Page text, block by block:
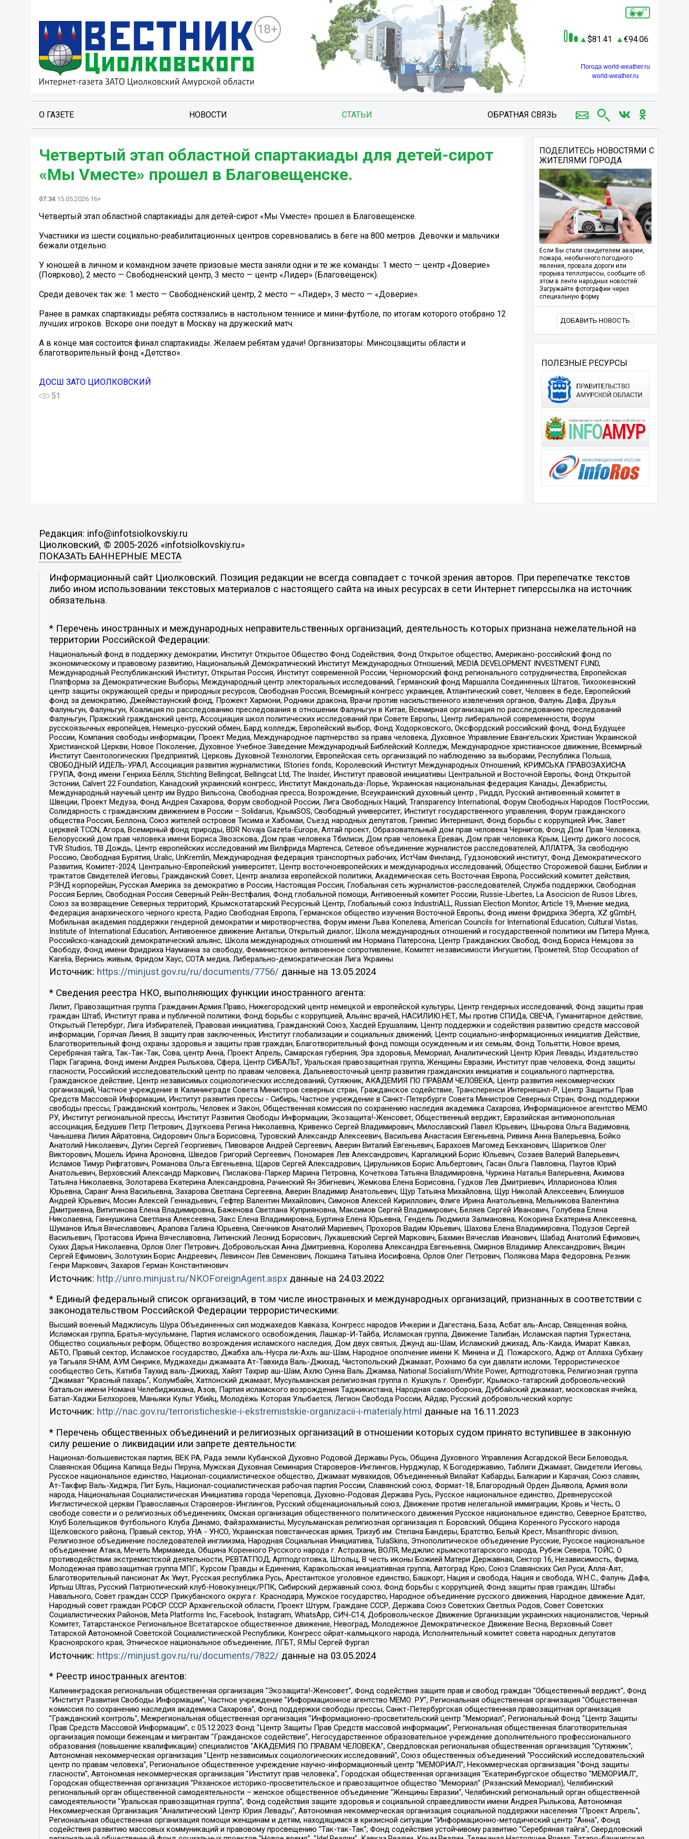
18+
81.41 94.06
Погода world-weather.ru
world-weather.ru
О ГАЗЕТЕ НОВОСТИ СТАТЬИ ОБРАТНАЯ СВЯЗЬ
Четвертый этап областной спартакиады для детей-сирот
«Мы Vместе» прошел в Благовещенске.
07:34 15.05.2026 16+
Четвертый этап областной спартакиады для детей-сирот «Мы Vместе» прошел в Благовещенске.
Участники из шести социально-реабилитационных центров соревновались в беге на 800 метров. Девочки и мальчики
бежали отдельно.
У юношей в личном и командном зачете призовые места заняли одни и те же команды: 1 место — центр «Доверие»
(Поярково), 2 место — Свободненский центр, 3 место — центр «Лидер» (Благовещенск).
Среди девочек так же: 1 место — Свободненский центр, 2 место — «Лидер», 3 место — «Доверие».
Ранее в рамках спартакиады ребята состязались в настольном теннисе и мини-футболе, по итогам которого отобрано 12
лучших игроков. Вскоре они поедут в Москву на дружеский матч.
А в конце мая состоится финал спартакиады. Желаем ребятам удачи! Организаторы: Минсоцзащиты области и
благотворительный фонд «Детство».
ДОСШ ЗАТО ЦИОЛКОВСКИЙ
51
ПОДЕЛИТЕСЬ НОВОСТЯМИ С
ЖИТЕЛЯМИ ГОРОДА
Если Вы стали свидетелем аварии,
пожара, необычного погодного
явления, провала дороги или
прорыва теплотрассы, сообщите об
этом в ленте народных новостей.
Загружайте фотографии через
специальную форму.
ДОБАВИТЬ НОВОСТЬ
ПОЛЕЗНЫЕ РЕСУРСЫ
Редакция: info@infotsiolkovskiy.ru
Циолковский, © 2005-2026 «infotsiolkovskiy.ru»
ПОКАЗАТЬ БАННЕРНЫЕ МЕСТА
Информационный сайт Циолковский. Позиция редакции не всегда совпадает с точкой зрения авторов. При перепечатке текстов
либо ином использовании текстовых материалов с настоящего сайта на иных ресурсах в сети Интернет гиперссылка на источник
обязательна.
* Перечень иностранных и международных неправительственных организаций, деятельность которых признана нежелательной на
территории Российской Федерации:
Национальный фонд в поддержку демократии, Институт Открытое Общество Фонд Содействия, Фонд Открытое общество, Американо-российский фонд по
экономическому и правовому развитию, Национальный Демократический Институт Международных Отношений, MEDIA DEVELOPMENT INVESTMENT FUND,
Международный Республиканский Институт, Открытая Россия, Институт современной России, Черноморский фонд регионального сотрудничества, Европейская
Платформа за Демократические Выборы, Международный центр электоральных исследований, Германский фонд Маршалла Соединенных Штатов, Тихоокеанский
центр защиты окружающей среды и природных ресурсов, Свободная Россия, Всемирный конгресс украинцев, Атлантический совет, Человек в беде, Европейский
фонд за демократию, Джеймстаунский фонд, Прожект Хармони, Родники дракона, Врачи против насильственного извлечения органов, Фалунь Дафа, Друзья
Фалуньгун, Фалуньгун, Коалиция по расследованию преследования в отношении Фалуньгун в Китае, Всемирная организация по расследованию преследований
Фалуньгун, Пражский гражданский центр, Ассоциация школ политических исследований при Совете Европы, Центр либеральной современности, Форум
русскоязычных европейцев, Немецко-русский обмен, Бард колледж, Европейский выбор, Фонд Ходорковского, Оксфордский российский фонд, Фонд Будущее
России, Компания свободы информации, Проект Медиа, Международное партнерство за права человека, Духовное Управление Евангельских Христиан Украинской
Христианской Церкви, Новое Поколение, Духовное Учебное Заведение Международный Библейский Колледж, Международное христианское движение, Всемирный
Институт Саентологических Предприятий, Церковь Духовной Технологии, Европейская сеть организаций по наблюдению за выборами, Республика Польша,
СВОБОДНЫЙ ИДЕЛЬ-УРАЛ, Ассоциация развития журналистики, IStories fonds, Королевский Институт Международных Отношений, КРИМСЬКА ПРАВОЗАХИСНА
ГРУПА, Фонд имени Генриха Бёлля, Stichting Bellingcat, Bellingcat Ltd, The Insider, Институт правовой инициативы Центральной и Восточной Европы, Фонд Открытой
Эстонии, Calvert 22 Foundation, Канадский украинский конгресс, Институт Макдональда-Лорье, Украинская национальная федерация Канады, Декабристы,
Международный научный центр им Вудро Вильсона, Свободная пресса, Возрождение, Всеукраинский духовный центр , Риддл, Русский антивоенный комитет в
Швеции, Проект Медуза, Фонд Андрея Сахарова, Форум свободной России, Лига Свободных Наций, Transparеncy International, Форум Свободных Народов ПостРоссии,
Солидарность с гражданским движением в России – Solidarus, КрымSOS, Свободный университет, Институт государственного управления, Форум гражданского
общества Россия, Беллона, Союз жителей островов Тисима и Хабомаи, Съезд народных депутатов, Гринпис Интернешнл, Фонд борьбы с коррупцией Инк, Завет
церквей TCCN, Агора, Всемирный фонд природы, BDR Novaja Gazeta-Europe, Алтай проект, Образовательный дом прав человека Чернигов, Фонд Дом Прав Человека,
Белорусский дом прав человека имени Бориса Звозскова, Дом прав человека Тбилиси, Дом прав человека Ереван, Дом прав человека Крым, Центр дикого лосося,
TVR Studios, ТВ Дождь, Центр европейских исследований им Вилфрида Мартенса, Сетевое объединение журналистов расследователей, АЛЛАТРА, За свободную
Россию, Свободная Бурятия, Uralic, UnKremlin, Международная федерация транспортных рабочих, ИстЧам Финланд, Гудзоновский институт, Фонд Демократического
Развития, Комитет-2024, Центрально-Европейский университет, Центр восточноевропейских и международных исследований, Общество Сторожевой башни, Библии и
трактатов Свидетелей Иеговы, Гражданский Совет, Центр анализа европейской политики, Академическая сеть Восточная Европа, Российский комитет действия,
РЭНД корпорейшн, Русская Америка за демократию в России, Настоящая Россия, Глобальная сеть журналистов-расследователей, Служба поддержки, Свободная
Россия Берлин, Свободная Россия Северный Рейн-Вестфалия, Фонд глобальной помощи, Антивоенный комитет России, Russie-Libertes, La Asocicion de Rusos Libres,
Союз за возвращение Северных территорий, Крымскотатарский Ресурсный Центр, Глобальный союз IndustriALL, Russian Election Monitor, Article 19, Мнение медиа,
Федерация анархического черного креста, Радио Свободная Европа, Германское общество изучения Восточной Европы, Фонд имени Фридриха Эберта, XZ gGmbH,
Мобильная академия поддержки гендерной демократии и миротворчества, Форум имени Льва Копелева, American Councils for International Education, Cultural Vistas,
Institute of International Education, Антивоенное движение Антальи, Открытый диалог, Школа международных отношений и государственной политики им Питера Мунка,
Российско-канадский демократический альянс, Школа международных отношений им Нормана Патерсона, Центр Гражданских Свобод, Фонд Бориса Немцова за
Свободу, Фонд имени Фридриха Науманна за свободу, Феминистское антивоенное сопротивление, Комитет независимости Ингушетии, Прометей, Stop Occupation of
Karelia, Вернись живым, Фридом Хаус, СОТА медиа, Либерально-демократическая Лига Украины
Источник: https://minjust.gov.ru/ru/documents/7756/ данные на 13.05.2024
* Сведения реестра НКО, выполняющих функции иностранного агента:
Лилит, Правозащитная группа Гражданин.Армия.Право, Нижегородский центр немецкой и европейской культуры, Центр гендерных исследований, Фонд защиты прав
граждан Штаб, Институт права и публичной политики, Фонд борьбы с коррупцией, Альянс врачей, НАСИЛИЮ.НЕТ, Мы против СПИДа, СВЕЧА, Гуманитарное действие,
Открытый Петербург, Лига Избирателей, Правовая инициатива, Гражданский Союз, Хасдей Ерушалаим, Центр поддержки и содействия развитию средств массовой
информации, Горячая Линия, В защиту прав заключенных, Институт глобализации и социальных движений, Центр социально-информационных инициатив Действие,
Благотворительный фонд охраны здоровья и защиты прав граждан, Благотворительный фонд помощи осужденным и их семьям, Фонд Тольятти, Новое время,
Серебряная тайга, Так-Так-Так, Сова, центр Анна, Проект Апрель, Самарская губерния, Эра здоровья, Мемориал, Аналитический Центр Юрия Левады, Издательство
Парк Гагарина, Фонд имени Андрея Рылькова, Сфера, Центр СИБАЛЬТ, Уральская правозащитная группа, Женщины Евразии, Институт прав человека, Фонд защиты
гласности, Российский исследовательский центр по правам человека, Дальневосточный центр развития гражданских инициатив и социального партнерства,
Гражданское действие, Центр независимых социологических исследований, Сутяжник, АКАДЕМИЯ ПО ПРАВАМ ЧЕЛОВЕКА, Центр развития некоммерческих
организаций, Частное учреждение в Калининграде Совета Министров северных стран, Гражданское содействие, Трансперенси Интернешнл-Р, Центр Защиты Прав
Средств Массовой Информации, Институт развития прессы - Сибирь, Частное учреждение в Санкт-Петербурге Совета Министров Северных Стран, Фонд поддержки
свободы прессы, Гражданский контроль, Человек и Закон, Общественная комиссия по сохранению наследия академика Сахарова, Информационное агентство МЕМО.
РУ, Институт региональной прессы, Институт Развития Свободы Информации, Экозащита!-Женсовет, Общественный вердикт, Евразийская антимонопольная
ассоциация, Бедушев Петр Петрович, Дзугкоева Регина Николаевна, Кривенко Сергей Владимирович, Милославский Павел Юрьевич, Шнырова Ольга Вадимовна,
Чанышева Лилия Айратовна, Сидорович Ольга Борисовна, Туровский Александр Алексеевич, Васильева Анастасия Евгеньевна, Ривина Анна Валерьевна, Бойко
Анатолий Николаевич, Дугин Сергей Георгиевич, Пивоваров Андрей Сергеевич, Аверин Виталий Евгеньевич, Барахоев Магомед Бекханович, Шарипков Олег
Викторович, Мошель Ирина Ароновна, Шведов Григорий Сергеевич, Пономарев Лев Александрович, Каргалицкий Борис Юльевич, Созаев Валерий Валерьевич,
Исламов Тимур Рифгатович, Романова Ольга Евгеньевна, Щаров Сергей Алексадрович, Цирульников Борис Альбертович, Гасан Ольга Павловна, Паутов Юрий
Анатольевич, Верховский Александр Маркович, Пислакова-Паркер Марина Петровна, Кочеткова Татьяна Владимировна, Чуркина Наталья Валерьевна, Акимова
Татьяна Николаевна, Золотарева Екатерина Александровна, Рачинский Ян Збигневич, Жемкова Елена Борисовна, Гудков Лев Дмитриевич, Илларионова Юлия
Юрьевна, Саранг Анна Васильевна, Захарова Светлана Сергеевна, Аверин Владимир Анатольевич, Щур Татьяна Михайловна, Щур Николай Алексеевич, Блинушов
Андрей Юрьевич, Мосин Алексей Геннадьевич, Гефтер Валентин Михайлович, Симонов Алексей Кириллович, Флиге Ирина Анатольевна, Мельникова Валентина
Дмитриевна, Вититинова Елена Владимировна, Баженова Светлана Куприяновна, Максимов Сергей Владимирович, Беляев Сергей Иванович, Голубева Елена
Николаевна, Ганнушкина Светлана Алексеевна, Закс Елена Владимировна, Буртина Елена Юрьевна, Гендель Людмила Залмановна, Кокорина Екатерина Алексеевна,
Шуманов Илья Вячеславович, Арапова Галина Юрьевна, Свечников Анатолий Мариевич, Прохоров Вадим Юрьевич, Шахова Елена Владимировна, Подузов Сергей
Васильевич, Протасова Ирина Вячеславовна, Литинский Леонид Борисович, Лукашевский Сергей Маркович, Бахмин Вячеслав Иванович, Шабад Анатолий Ефимович,
Сухих Дарья Николаевна, Орлов Олег Петрович, Добровольская Анна Дмитриевна, Королева Александра Евгеньевна, Смирнов Владимир Александрович, Вицин
Сергей Ефимович, Золотухин Борис Андреевич, Левинсон Лев Семенович, Локшина Татьяна Иосифовна, Орлов Олег Петрович, Полякова Мара Федоровна, Резник
Генри Маркович, Захаров Герман Константинович
Источник: http://unro.minjust.ru/NKOForeignAgent.aspxданные на 24.03.2022
* Единый федеральный список организаций, в том числе иностранных и международных организаций, признанных в соответствии с
законодательством Российской Федерации террористическими:
Высший военный Маджлисуль Шура Объединенных сил моджахедов Кавказа, Конгресс народов Ичкерии и Дагестана, База, Асбат аль-Ансар, Священная война,
Исламская группа, Братья-мусульмане, Партия исламского освобождения, Лашкар-И-Тайба, Исламская группа, Движение Талибан, Исламская партия Туркестана,
Общество социальных реформ, Общество возрождения исламского наследия, Дом двух святых, Джунд аш-Шам, Исламский джихад, Аль-Каида, Имарат Кавказ,
АБТО, Правый сектор, Исламское государство, Джабха аль-Нусра ли-Ахль аш-Шам, Народное ополчение имени К. Минина и Д. Пожарского, Аджр от Аллаха Субхану
уа Тагьаля SHAM, АУМ Синрике, Муджахеды джамаата Ат-Тавхида Валь-Джихад, Чистопольский Джамаат, Рохнамо ба суи давлати исломи, Террористическое
сообщество Сеть, Катиба Таухид валь-Джихад, Хайят Тахрир аш-Шам, Ахлю Сунна Валь Джамаа, National Socialism/White Power, Артподготовка, Религиозная группа
“Джамаат “Красный пахарь”, Колумбайн, Хатлонский джамаат, Мусульманская религиозная группа п. Кушкуль г. Оренбург, Крымско-татарский добровольческий
батальон имени Номана Челебиджихана, Азов, Партия исламского возрождения Таджикистана, Народная самооборона, Дуббайский джамаат, московская ячейка,
Батал-Хаджи Белхороев, Маньяки Культ Убийц, Молодёжь Которая Улыбается, Легион Свобода России, Айдар, Русский добровольческий корпус
Источник: http://nac.gov.ru/terroristicheskie-i-ekstremistskie-organizacii-i-materialy.html данные на 16.11.2023
* Перечень общественных объединений и религиозных организаций в отношении которых судом принято вступившее в законную
силу решение о ликвидации или запрете деятельности:
Национал-большевистская партия, ВЕК РА, Рада земли Кубанской Духовно Родовой Державы Русь, Община Духовного Управления Асгардской Веси Беловодья,
Славянская Община Капища Веды Перуна, Мужская Духовная Семинария Староверов-Инглингов, Нурджулар, К Богодержавию, Таблиги Джамаат, Свидетели Иеговы,
Русское национальное единство, Национал-социалистическое общество, Джамаат мувахидов, Объединенный Вилайат Кабарды, Балкарии и Карачая, Союз славян,
Ат-Такфир Валь-Хиджра, Пит Буль, Национал-социалистическая рабочая партия России, Славянский союз, Формат-18, Благородный Орден Дьявола, Армия воли
народа, Национальная Социалистическая Инициатива города Череповца, Духовно-Родовая Держава Русь, Русское национальное единство, Древнерусской
Инглистической церкви Православных Староверов-Инглингов, Русский общенациональный союз, Движение против нелегальной иммиграции, Кровь и Честь, О
свободе совести и о религиозных объединениях, Омская организация общественного политического движения Русское национальное единство, Северное Братство,
Клуб Болельщиков Футбольного Клуба Динамо, Файзрахманисты, Мусульманская религиозная организация п. Боровский, Община Коренного Русского народа
Щелковского района, Правый сектор, УНА - УНСО, Украинская повстанческая армия, Тризуб им. Степана Бандеры, Братство, Белый Крест, Misanthropic division,
Религиозное объединение последователей инглиизма, Народная Социальная Инициатива, TulaSkins, Этнополитическое объединение Русские, Русское национальное
объединение Атака, Мечеть Мирмамеда, Община Коренного Русского народа г. Астрахани, ВОЛЯ, Меджлис крымскотатарского народа, Рубеж Севера, ТОЙС, О
противодействии экстремистской деятельности, РЕВТАТПОД, Артподготовка, Штольц, В честь иконы Божией Матери Державная, Сектор 16, Независимость, Фирма,
Молодежная правозащитная группа МПГ, Курсом Правды и Единения, Каракольская инициативная группа, Автоград Крю, Союз Славянских Сил Руси, Алля-Аят,
Благотворительный пансионат Ак Умут, Русская республика Русь, Арестантское уголовное единство, Башкорт, Нация и свобода, Нация и свобода, W.H.С., Фалунь Дафа,
Иртыш Ultras, Русский Патриотический клуб-Новокузнецк/РПК, Сибирский державный союз, Фонд борьбы с коррупцией, Фонд защиты прав граждан, Штабы
Навального, Совет граждан СССР Прикубанского округа г. Краснодара, Мужское государство, Народное объединение русского движения, Народное движение Адат,
Народный совет граждан РСФСР СССР Архангельской области, Проект Штурм, Граждане СССР, Держава Союз Советских Светлых Родов, Совет Советских
Социалистических Районов, Meta Platforms Inc, Facebook, Instagram, WhatsApp, СИЧ-С14, Добровольческое Движение Организации украинских националистов, Черный
Комитет, Татарстанское Региональное Всетатарское общественное движение, Невоград, Молодежное Демократическое Движение Весна, Верховный Совет
Татарской Автономной Советской Социалистической Республики, Конгресс ойрат-калмыцкого народа, Исполнительный комитет совета народных депутатов
Красноярского края, Этническое национальное объединение, ЛГБТ, Я.МЫ Сергей Фургал
Источник: https://minjust.gov.ru/ru/documents/7822/ данные на 03.05.2024
* Реестр иностранных агентов:
Калининградская региональная общественная организация "Экозащита!-Женсовет", Фонд содействия защите прав и свобод граждан "Общественный вердикт", Фонд "Институт Развития Свободы Информации", Частное учреждение "Информационное агентство МЕМО. РУ", Региональная общественная организация "Общественная комиссия по сохранению наследия академика Сахарова", Фонд поддержки свободы прессы, Санкт-Петербургская общественная правозащитная организация "Гражданский контроль", Межрегиональная общественная организация "Информационно-просветительский центр "Мемориал", Региональный Фонд "Центр Защиты Прав Средств Массовой Информации", с 05.12.2023 Фонд "Центр Защиты Прав Средств массовой информации", Региональная общественная благотворительная организация помощи беженцам и мигрантам "Гражданское содействие", Негосударственное образовательное учреждение дополнительного профессионального образования (повышение квалификации) специалистов "АКАДЕМИЯ ПО ПРАВАМ ЧЕЛОВЕКА", Свердловская региональная общественная организация "Сутяжник", Автономная некоммерческая организация "Центр независимых социологических исследований", Союз общественных объединений "Российский исследовательский центр по правам человека", Региональное общественное учреждение научно-информационный центр "МЕМОРИАЛ", Некоммерческая организация "Фонд защиты гласности", Автономная некоммерческая организация "Институт прав человека", Городская общественная организация "Екатеринбургское общество "МЕМОРИАЛ", Городская общественная организация "Рязанское историко-просветительское и правозащитное общество "Мемориал" (Рязанский Мемориал), Челябинский региональный орган общественной самодеятельности – женское общественное объединение "Женщины Евразии", Челябинский региональный орган общественной самодеятельности "Уральская правозащитная группа", Фонд содействия защите здоровья и социальной справедливости имени Андрея Рылькова, Автономная Некоммерческая Организация "Аналитический Центр Юрия Левады", Автономная некоммерческая организация социальной поддержки населения "Проект Апрель", Региональная общественная организация помощи женщинам и детям, находящимся в кризисной ситуации "Информационно-методический центр "Анна", Фонд содействия развитию массовых коммуникаций и правовому просвещению "Так-так-Так", Фонд содействия устойчивому развитию "Серебряная тайга", Свердловский региональный общественный фонд социальных проектов "Новое время", "Idel.Реалии", Кавказ.Реалии, Крым.Реалии, Телеканал Настоящее Время, Татаро-башкирская служба Радио Свобода (Azatliq Radiosi), Радио Свободная Европа/Радио Свобода (PCE/PC), "Сибирь.Реалии", "Фактограф", Благотворительный фонд помощи осужденным и их семьям, Автономная некоммерческая организация "Институт глобализации и социальных движений", Фонд "В защиту прав заключенных", Частное учреждение "Центр поддержки и содействия развитию средств массовой информации", Пензенский региональный общественный благотворительный фонд "Гражданский союз", "Север.Реалии", Некоммерческая организация Фонд "Правовая инициатива", Общество с ограниченной ответственностью "Радио Свободная Европа/Радио Свобода", Чешское информационное агентство "MEDIUM-ORIENT", Красноярская региональная общественная организация "Мы против СПИДа", Камалягин Денис Николаевич, Маркелов Сергей Евгеньевич, Пономарев Лев Александрович, Савицкая Людмила Алексеевна, Автономная некоммерческая организация "Центр по работе с проблемой насилия "НАСИЛИЮ.НЕТ", Межрегиональный профессиональный союз работников здравоохранения "Альянс врачей", Юридическое лицо, зарегистрированное в Латвийской Республике, SIA "Medusa Project" (регистрационный номер 40103797863, дата регистрации 10.06.2014), Некоммерческая организация "Фонд по борьбе с коррупцией", Автономная некоммерческая организация "Институт права и публичной политики", Баданин Роман Сергеевич, Гликин Максим Александрович, Железнова Мария Михайловна, Лукьянова Юлия Сергеевна, Маетная Елизавета Витальевна, Маняхин Петр Борисович, Чуракова Ольга Владимировна, Ярош Юлия Петровна, Юридическое лицо "The Insider SIA", зарегистрированное в Риге, Латвийская Республика (дата регистрации 26.06.2015), являющееся администратором доменного имени интернет-издания "The Insider SIA", https://theins.ru, Постернак Алексей Евгеньевич, Рубин Михаил Аркадьевич, Анин Роман Александрович, Юридическое лицо Istories fonds, зарегистрированное в Латвийской Республике (регистрационный номер 50008295751, дата регистрации 24.02.2020), Великовский Дмитрий Александрович, Долинина Ирина Николаевна, Мароховская Алеся Алексеевна, Шлейнов Роман Юрьевич, Шмагун Олеся Валентиновна, Общество с ограниченной ответственностью "Альтаир 2021", Общество с ограниченной ответственностью "Вега 2021", Общество с ограниченной ответственностью "Главный редактор 2021", Общество с ограниченной ответственностью "Ромашки монолит", Важенков Артем Валерьевич, Ивановская областная общественная организация "Центр гендерных исследований", Гурман Юрий Альбертович, Медиапроект "ОВД-Инфо", Егоров Владимир Владимирович, Жилинский Владимир Александрович, Общество с ограниченной ответственностью "ЗП", Иванова София Юрьевна, Карезина Инна Павловна, Кильтау Екатерина Викторовна, Петров Алексей Викторович, Пискунов Сергей Евгеньевич, Смирнов Сергей Сергеевич, Тихонов Михаил Сергеевич, Общество с ограниченной ответственностью "ЖУРНАЛИСТ-ИНОСТРАННЫЙ АГЕНТ", Арапова Галина Юрьевна, Вольтская Татьяна Анатольевна, Американская компания "Mason G.E.S. Anonymous Foundation" (США), являющаяся владельцем интернет-издания https://mnews.world/, Компания "Stichting Bellingcat", зарегистрированная в Нидерландах (дата регистрации 11.07.2018), Захаров Андрей Вячеславович, Клепиковская Екатерина Дмитриевна, Общество с ограниченной ответственностью "МЕМО", Перл Роман Александрович, Симонов Евгений Алексеевич, Соловьева Елена Анатольевна, Сотников Даниил Владимирович, Сурначева Елизавета Дмитриевна, Автономная некоммерческая организация по защите прав человека и информированию населения "Якутия – Наше Мнение", Общество с ограниченной ответственностью "Москоу диджитал медиа", с 26.01.2023 Общество с ограниченной ответственностью "Чайка Белые сады", Ветошкина Валерия Валерьевна, Заговора Максим Александрович, Межрегиональное общественное движение "Российская ЛГБТ - сеть", Оленичев Максим Владимирович, Павлов Иван Юрьевич, Скворцова Елена Сергеевна, Общество с ограниченной ответственностью "Как бы инагент", Кочетков Игорь Викторович, Общество с ограниченной ответственностью "Честные выборы", Еланчик Олег Александрович, Общество с ограниченной ответственностью "Нобелевский призыв", Гималова Регина Эмилевна, Григорьев Андрей Валерьевич, Григорьева Алина Александровна, Ассоциация по содействию защите прав призывников, альтернативнослужащих и военнослужащих "Правозащитная группа "Гражданин.Армия.Право", Хисамова Регина Фаритовна, Автономная некоммерческая организация по реализации социально-правовых программ "Лилит", Дальневосточное общественное движение "Маяк", Санкт-Петербургская ЛГБТ-инициативная группа "Выход", Инициативная группа ЛГБТ+ "Реверс", Алексеев Андрей Викторович, Бекбулатова Таисия Львовна, Беляев Иван Михайлович, Владыкина Елена Сергеевна, Гельман Марат Александрович, Никульшина Вероника Юрьевна, Толоконникова Надежда Андреевна, Шендерович Виктор Анатольевич, Общество с ограниченной ответственностью "Данное сообщение", Общество с ограниченной ответственностью Издательский дом "Новая глава", Айнбиндер Александра Александровна, Московский комьюнити-центр для ЛГБТ+инициатив, Благотворительный фонд развития филантропии, Deutsche Welle (Германия, Kurt-Schumacher-Strasse 3, 53113 Bonn), Борзунова Мария Михайловна, Воробьев Виктор Викторович, Голубева Анна Львовна, Константинова Алла Михайловна, Малкова Ирина Владимировна, Мурадов Мурад Абдулгалимович, Осетинская Елизавета Николаевна, Понасенков Евгений Николаевич, Ганапольский Матвей Юрьевич, Киселев Евгений Алексеевич, Борухович Ирина Григорьевна, Дремин Иван Тимофеевич, Дубровский Дмитрий Викторович, Красноярская региональная общественная организация поддержки и развития альтернативных образовательных технологий и межкультурных коммуникаций "ИНТЕРРА", Маяковская Екатерина Алексеевна, Фейгин Марк Захарович, Филимонов Андрей Викторович, Дзугкоева Регина Николаевна, Доброхотов Роман Александрович, Дудь Юрий Александрович, Елкин Сергей Владимирович, Кругликов Кирилл Игоревич, Сабунаева Мария Леонидовна, Семенов Алексей Владимирович, Шаинян Карен Багратович, Шульман Екатерина Михайловна, Асафьев Артур Валерьевич, Вахштайн Виктор Семенович, Венедиктов Алексей Алексеевич, Лушникова Екатерина Евгеньевна, Волков Леонид Михайлович, Невзоров Александр Глебович, Пархоменко Сергей Борисович, Сироткин Ярослав Николаевич, Кара-Мурза Владимир Владимирович, Баранова Наталья Владимировна, Гозман Леонид Яковлевич, Кагарлицкий Борис Юльевич, Климарев Михаил Валерьевич, Милов Владимир Станиславович, Автономная некоммерческая организация Краснодарский центр современного искусства "Типография", Моргенштерн Алишер Тагирович, Соболь Любовь Эдуардовна, Общество с ограниченной ответственностью "ЛИЗА НОРМ", Каспаров Гарри Кимович, Ходорковский Михаил Борисович, Общество с ограниченной ответственностью "Апрельские тезисы", Данилович Ирина Брониславовна, Кашин Олег Владимирович, Петров Николай Владимирович, Пивоваров Алексей Владимирович, Соколов Михаил Владимирович, Цветкова Юлия Владимировна, Чичваркин Евгений Александрович, Комитет против пыток/Команда против пыток, Общество с ограниченной ответственностью "Первый научный", Общество с ограниченной ответственностью "Вертолет и ко", Белоцерковская Вероника Борисовна, Кац Максим Евгеньевич, Лазарева Татьяна Юрьевна, Шаведдинов Руслан Табризович, Яшин Илья Валерьевич, Общество с ограниченной ответственностью "Иноагент ААВ", Алешковский Дмитрий Петрович, Альбац Евгения Марковна, Быков Дмитрий Львович, Галямина Юлия Евгеньевна, Лойко Сергей Леонидович, Мартынов Кирилл Константинович, Медведев Сергей Александрович, Крашенинников Федор Геннадиевич, Гордеева Катерина Вл